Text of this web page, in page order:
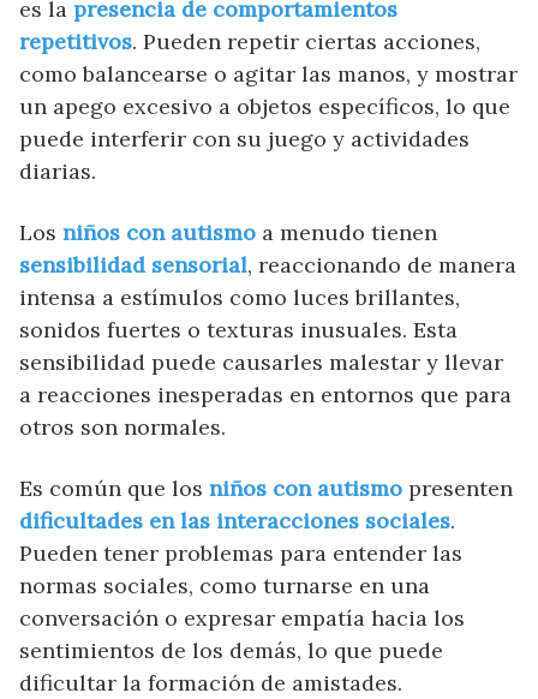
es la presencia de comportamientos
repetitivos. Pueden repetir ciertas acciones,
como balancearse o agitar las manos, y mostrar
un apego excesivo a objetos específicos, lo que
puede interferir con su juego y actividades
diarias.
Los niños con autismo a menudo tienen
sensibilidad sensorial, reaccionando de manera
intensa a estímulos como luces brillantes,
sonidos fuertes o texturas inusuales. Esta
sensibilidad puede causarles malestar y llevar
a reacciones inesperadas en entornos que para
otros son normales.
Es común que los niños con autismo presenten
dificultades en las interacciones sociales.
Pueden tener problemas para entender las
normas sociales, como turnarse en una
conversación o expresar empatía hacia los
sentimientos de los demás, lo que puede
dificultar la formación de amistades.